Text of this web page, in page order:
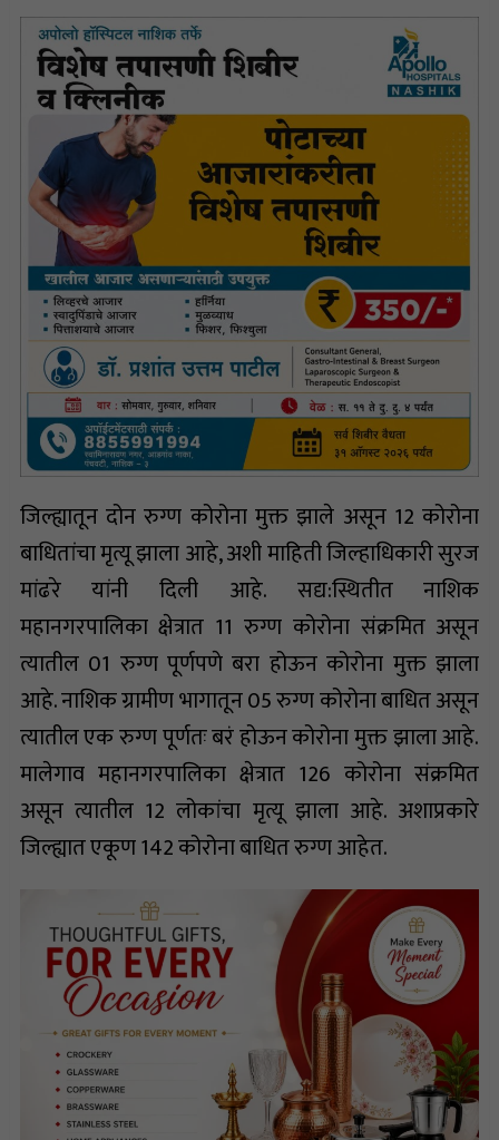
जिल्ह्यातून दोन रुग्ण कोरोना मुक्त झाले असून 12 कोरोना
बाधितांचा मृत्यू झाला आहे, अशी माहिती जिल्हाधिकारी सुरज
मांढरे यांनी दिली आहे. सद्य:स्थितीत नाशिक
महानगरपालिका क्षेत्रात 11 रुग्ण कोरोना संक्रमित असून
त्यातील 01 रुग्ण पूर्णपणे बरा होऊन कोरोना मुक्त झाला
आहे. नाशिक ग्रामीण भागातून 05 रुग्ण कोरोना बाधित असून
त्यातील एक रुग्ण पूर्णतः बरं होऊन कोरोना मुक्त झाला आहे.
मालेगाव महानगरपालिका क्षेत्रात 126 कोरोना संक्रमित
असून त्यातील 12 लोकांचा मृत्यू झाला आहे. अशाप्रकारे
जिल्ह्यात एकूण 142 कोरोना बाधित रुग्ण आहेत.